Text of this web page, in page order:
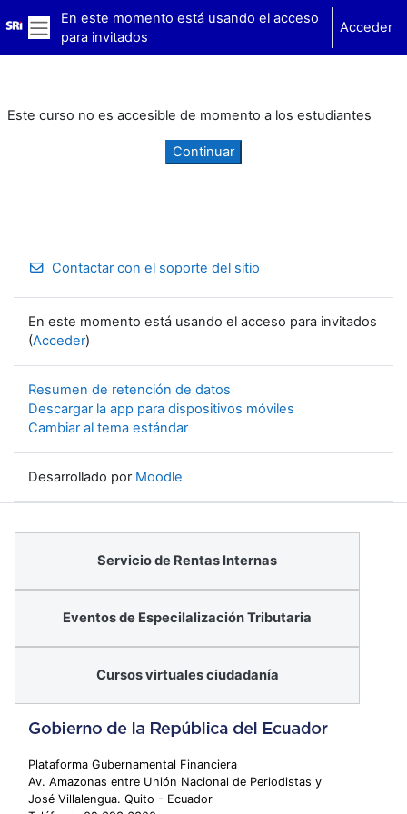
Panel lateral
En este momento está usando el acceso
para invitados
Acceder
Este curso no es accesible de momento a los estudiantes
Continuar
Contactar con el soporte del sitio
En este momento está usando el acceso para invitados
(Acceder)
Resumen de retención de datos
Descargar la app para dispositivos móviles
Cambiar al tema estándar
Desarrollado por Moodle
Servicio de Rentas Internas
Eventos de Especilalización Tributaria
Cursos virtuales ciudadanía
Plataforma Gubernamental Financiera
Av. Amazonas entre Unión Nacional de Periodistas y
José Villalengua. Quito - Ecuador